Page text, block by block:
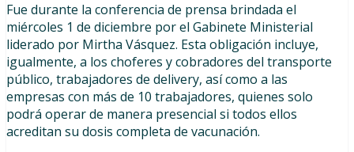
Fue durante la conferencia de prensa brindada el
miércoles 1 de diciembre por el Gabinete Ministerial
liderado por Mirtha Vásquez. Esta obligación incluye,
igualmente, a los choferes y cobradores del transporte
público, trabajadores de delivery, así como a las
empresas con más de 10 trabajadores, quienes solo
podrá operar de manera presencial si todos ellos
acreditan su dosis completa de vacunación.